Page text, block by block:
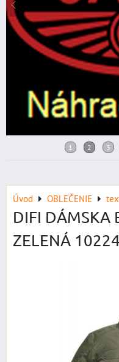
Úvod OBLEČENIE
DIFI DÁMSKA
ZELENÁ